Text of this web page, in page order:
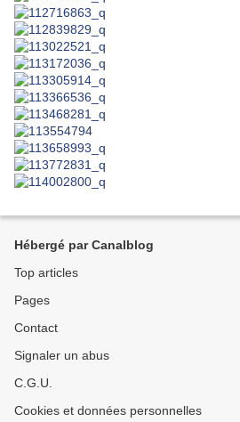
Hébergé par Canalblog
Top articles
Pages
Contact
Signaler un abus
C.G.U.
Cookies et données personnelles